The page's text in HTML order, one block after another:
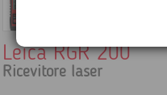
Leica RGR 200
Ricevitore laser